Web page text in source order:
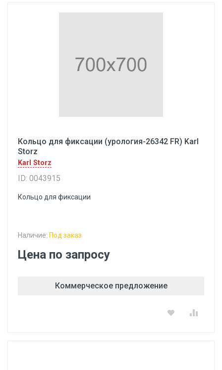
Кольцо для фиксации (урология-26342 FR) Karl
Storz
Karl Storz
ID: 0043915
Кольцо для фиксации
Наличие: Под заказ
Цена по запросу
Коммерческое предложение